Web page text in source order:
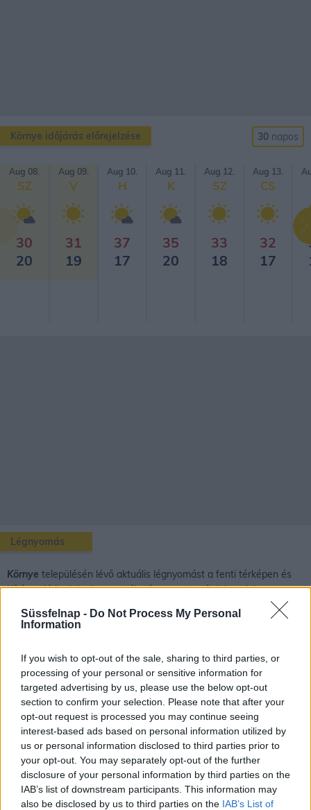
Süssfelnap - Do Not Process My Personal
Information
If you wish to opt-out of the sale, sharing to third parties, or
processing of your personal or sensitive information for
targeted advertising by us, please use the below opt-out
section to confirm your selection. Please note that after your
opt-out request is processed you may continue seeing
interest-based ads based on personal information utilized by
us or personal information disclosed to third parties prior to
your opt-out. You may separately opt-out of the further
disclosure of your personal information by third parties on the
IAB’s list of downstream participants. This information may
also be disclosed by us to third parties on the IAB’s List of
Környe időjárás előrejelzése 30 napos
Aug 08.
SZ
30
20
Aug 09.
V
31
19
Aug 10.
H
37
17
Aug 11.
K
35
20
Aug 12.
SZ
33
18
Aug 13.
CS
32
17
Légnyomás
Környe településén lévő aktuális légnyomást a fenti térképen és
kiíráson láthatjuk, de ezen túl még rengeteg érdekes dolog van
A légnyomás oka, fogalma
A gázoknak is van tömegük, a gáz részecskéit is vonzza a Föld.
Egy szokásos méretű tartályba bezárt gáz esetében ez a tömeg
azonban kicsi, így a gáz súlyát csak nagyon érzékeny mérleggel
lehet kimutatni.
Földünket körülvevő levegő kis sűrűségű a folyadékokhoz, szilárd
anyagokhoz képest, de a légkör hatalmas gázmennyiséget jelent.
Ennek a levegőóceánnak a súlya már jelentős. A légkörnek is
létezik tehát a súlyából származó nyomása, melyet légnyomásnak